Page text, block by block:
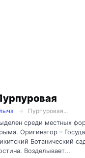
Пурпуровая...
среди местных
Оригинатор –
Ботанический
Возделывает...